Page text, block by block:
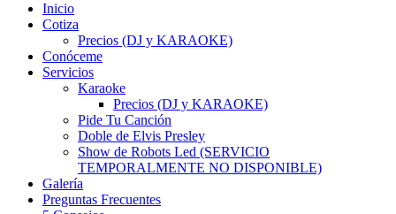
Inicio
Cotiza
Precios (DJ y KARAOKE)
Conóceme
Servicios
Karaoke
Precios (DJ y KARAOKE)
Pide Tu Canción
Doble de Elvis Presley
Show de Robots Led (SERVICIO
TEMPORALMENTE NO DISPONIBLE)
Galería
Preguntas Frecuentes